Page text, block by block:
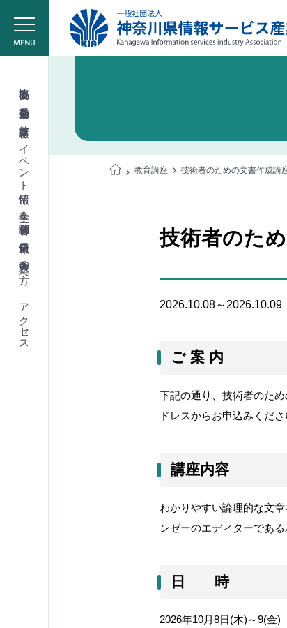
イベント情報
学生＆学校関係者
入会希望の方へ
アクセス
教育講座 技術者のための文書作成講
技術者のた
2026.10.08～2026.10.09
ご 案 内
下記の通り、 技術者のた
ドレスからお申込みくださ
講座内容
わかりやすい論理的な文
ンゼーのエディターであ
日 時
2026年10月 8日 (木) ～9(金)